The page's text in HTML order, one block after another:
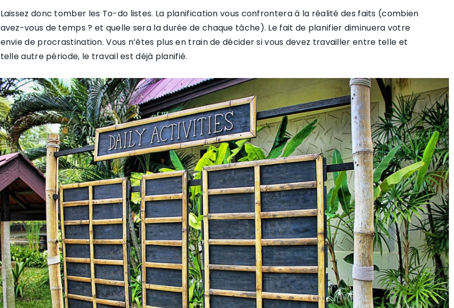
Laissez donc tomber les To-do listes. La planification vous confrontera à la réalité des faits (combien
avez-vous de temps ? et quelle sera la durée de chaque tâche). Le fait de planifier diminuera votre
envie de procrastination. Vous n’êtes plus en train de décider si vous devez travailler entre telle et
telle autre période, le travail est déjà planifié.